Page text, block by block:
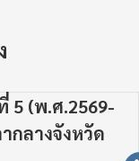
5 (พ.ศ.2569-
กลางจังหวัด